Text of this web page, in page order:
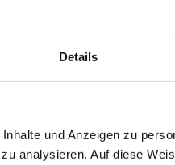
Details
und Anzeigen zu
analysieren. Auf diese